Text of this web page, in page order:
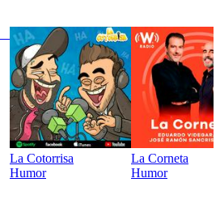
La Cotorrisa
Humor
La Corneta
Humor